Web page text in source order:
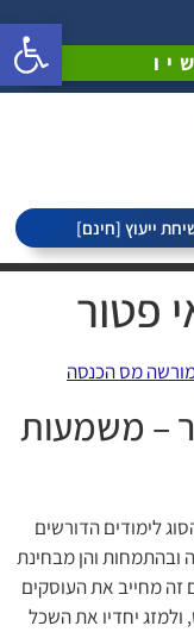
פתח
ייעוץ [חינם]
פטור
מס הכנסה
– משמעות
לימודים הדורשים
והן מבחינת
מחייב את העוסקים
ולמזג יחדיו את השכל